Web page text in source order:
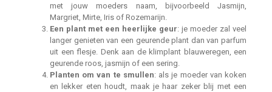
met jouw moeders naam, bijvoorbeeld Jasmijn,
Margriet, Mirte, Iris of Rozemarijn.
Een plant met een heerlijke geur: je moeder zal veel
langer genieten van een geurende plant dan van parfum
uit een flesje. Denk aan de klimplant blauweregen, een
geurende roos, jasmijn of een sering.
Planten om van te smullen: als je moeder van koken
en lekker eten houdt, maak je haar zeker blij met een